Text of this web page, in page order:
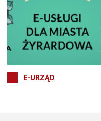
E-URZĄD